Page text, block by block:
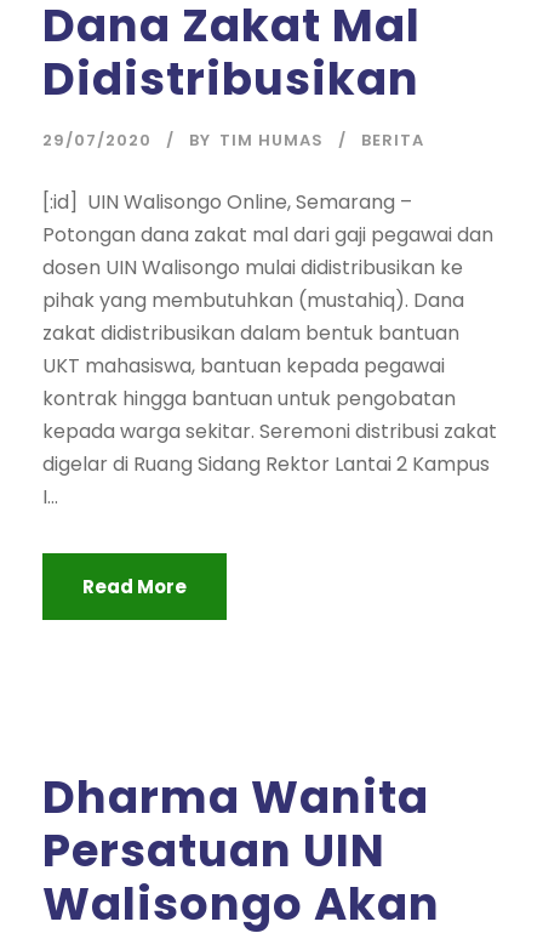
Dana Zakat Mal
Didistribusikan
29/07/2020 BY TIM HUMAS BERITA
[:id] UIN Walisongo Online, Semarang –
Potongan dana zakat mal dari gaji pegawai dan
dosen UIN Walisongo mulai didistribusikan ke
pihak yang membutuhkan (mustahiq). Dana
zakat didistribusikan dalam bentuk bantuan
UKT mahasiswa, bantuan kepada pegawai
kontrak hingga bantuan untuk pengobatan
kepada warga sekitar. Seremoni distribusi zakat
digelar di Ruang Sidang Rektor Lantai 2 Kampus
I...
Read More
Dharma Wanita
Persatuan UIN
Walisongo Akan